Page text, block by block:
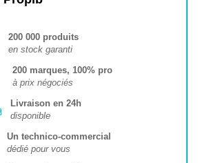
200 000 produits
en stock garanti
200 marques, 100% pro
à prix négociés
Livraison en 24h
disponible
Un technico-commercial
dédié pour vous